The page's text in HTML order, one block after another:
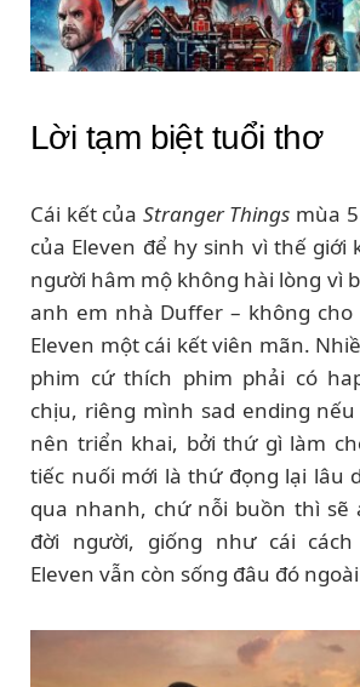
Lời tạm biệt tuổi thơ
Cái kết của Stranger Things mùa
của Eleven để hy sinh vì thế giới
người hâm mộ không hài lòng vì
anh em nhà Duffer – không cho
Eleven một cái kết viên mãn.
phim cứ thích phim phải có
chịu, riêng mình sad ending
nên triển khai, bởi thứ gì làm
tiếc nuối mới là thứ đọng lại lâu
qua nhanh, chứ nỗi buồn thì sẽ
đời người, giống như cái
Eleven vẫn còn sống đâu đó